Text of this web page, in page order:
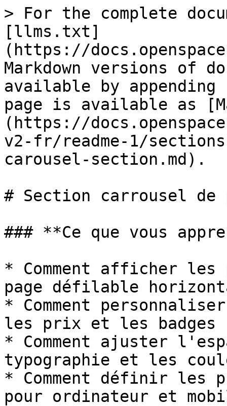
> For the complete
[llms.txt]
(https://
Markdown versions of
available by
page is available as
(https://
v2-fr/readme-1/
carousel-section.md).
# Section carrousel de
### **Ce que vous
* Comment afficher les
page défilable
* Comment
les prix et les badges
* Comment ajuster
typographie et les
* Comment définir les
pour ordinateur et